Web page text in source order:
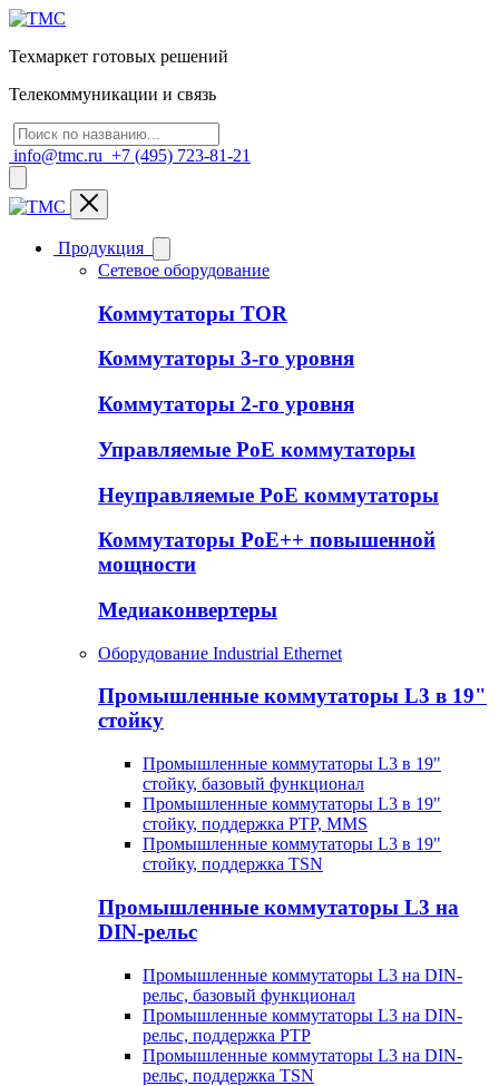
Техмаркет готовых решений
Телекоммуникации и связь
info@tmc.ru +7 (495) 723-81-21
Продукция
Сетевое оборудование
Коммутаторы TOR
Коммутаторы 3-го уровня
Коммутаторы 2-го уровня
Управляемые PoE коммутаторы
Неуправляемые PoE коммутаторы
Коммутаторы PoE++ повышенной
мощности
Медиаконвертеры
Оборудование Industrial Ethernet
Промышленные коммутаторы L3 в 19"
стойку
Промышленные коммутаторы L3 в 19"
стойку, базовый функционал
Промышленные коммутаторы L3 в 19"
стойку, поддержка PTP, MMS
Промышленные коммутаторы L3 в 19"
стойку, поддержка TSN
Промышленные коммутаторы L3 на
DIN-рельс
Промышленные коммутаторы L3 на DIN-
рельс, базовый функционал
Промышленные коммутаторы L3 на DIN-
рельс, поддержка PTP
Промышленные коммутаторы L3 на DIN-
рельс, поддержка TSN